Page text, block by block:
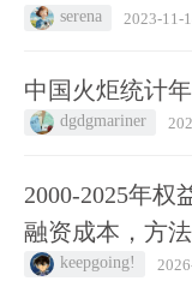
serena 2023-11-
中国火炬统计
dgdgmariner
2000-2025年权
融资成本，方
keepgoing!